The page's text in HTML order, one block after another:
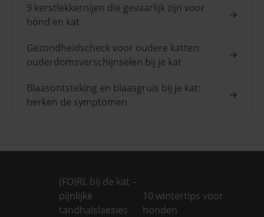
9 kerstlekkernijen die gevaarlijk zijn voor
hond en kat
Gezondheidscheck voor oudere katten:
ouderdomsverschijnselen bij je kat
Blaasontsteking en blaasgruis bij je kat:
herken de symptomen
(FO)RL bij de kat –
pijnlijke
tandhalslaesies
10 wintertips voor
honden